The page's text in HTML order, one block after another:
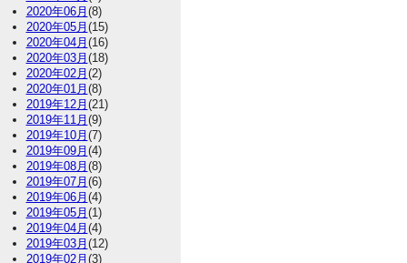
2020年06月 (8)
2020年05月 (15)
2020年04月 (16)
2020年03月 (18)
2020年02月 (2)
2020年01月 (8)
2019年12月 (21)
2019年11月 (9)
2019年10月 (7)
2019年09月 (4)
2019年08月 (8)
2019年07月 (6)
2019年06月 (4)
2019年05月 (1)
2019年04月 (4)
2019年03月 (12)
2019年02月 (3)